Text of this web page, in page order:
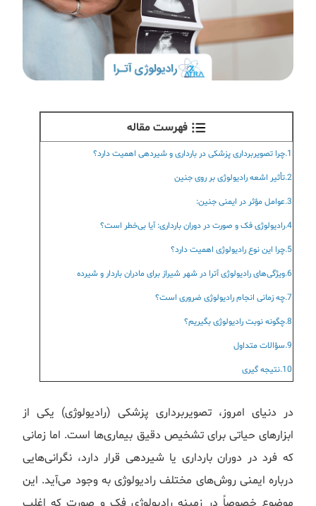
فهرست مقاله
1.چرا تصویربرداری پزشکی در بارداری و شیردهی اهمیت دارد؟
2.تأثیر اشعه رادیولوژی بر روی جنین
3.عوامل مؤثر در ایمنی جنین:
4.رادیولوژی فک و صورت در دوران بارداری: آیا بی‌خطر است؟
5.چرا این نوع رادیولوژی اهمیت دارد؟
6.ویژگی‌های رادیولوژی آترا در شهر شیراز برای مادران باردار و شیرده
7.چه زمانی انجام رادیولوژی ضروری است؟
8.چگونه نوبت رادیولوژی بگیریم؟
9.سؤالات متداول
10.نتیجه گیری
در دنیای امروز، تصویربرداری پزشکی (رادیولوژی) یکی از
ابزارهای حیاتی برای تشخیص دقیق بیماری‌ها است. اما زمانی
که فرد در دوران بارداری یا شیردهی قرار دارد، نگرانی‌هایی
درباره ایمنی روش‌های مختلف رادیولوژی به وجود می‌آید. این